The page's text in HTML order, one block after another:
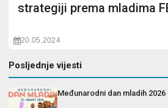
strategiji prema mladima
20.05.2024
Posljednje vijesti
Međunarodni dan mladih